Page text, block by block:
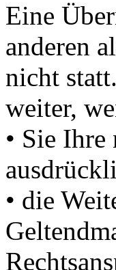
Eine
anderen
nicht
weiter,
• Sie
• die